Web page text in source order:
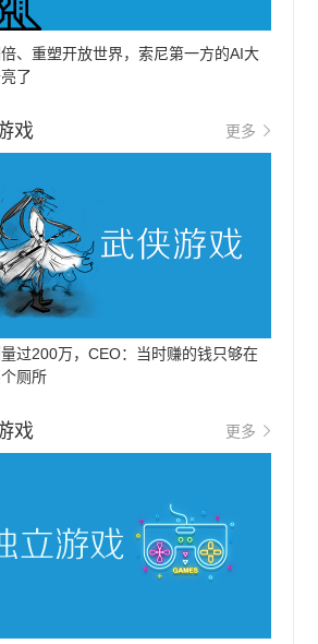
、重塑开放世界，索尼第一方的AI大
了
戏 更多
过200万，CEO：当时赚的钱只够在
厕所
戏 更多